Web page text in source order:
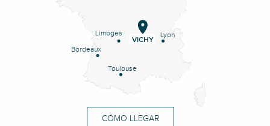
Lyon
Limoges
Bordeaux
Toulouse
VICHY
CÓMO LLEGAR